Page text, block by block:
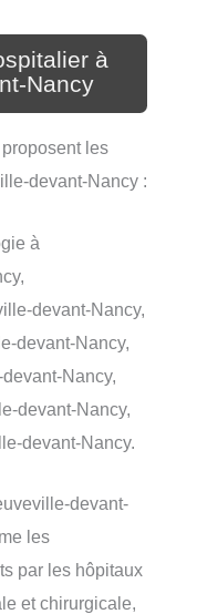
à
Nancy
les
devant-Nancy :
à
devant-Nancy,
devant-Nancy,
Nancy,
devant-Nancy,
devant-Nancy.
devant-
les
par les hôpitaux
et chirurgicale,